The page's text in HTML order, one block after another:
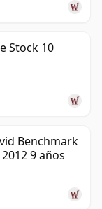
Stock 10
Benchmark
9 años